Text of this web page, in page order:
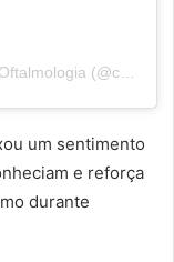
um sentimento
e reforça
durante